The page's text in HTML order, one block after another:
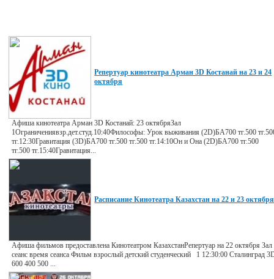
Репертуар кинотеатра Арман 3D Костанай на 23 и 24
октября
Афиша кинотеатра Арман 3D Костанай: 23 октябряЗал
1Ограничениявзр.дет.студ.10:40Философы: Урок выживания (2D)БА700 тг.500
тг.12:30Гравитация (3D)БА700 тг.500 тг.500 тг.14:10Он и Она (2D)БА700 тг.500
тг.500 тг.15:40Гравитация...
Расписание Кинотеатра Казахстан на 22 и 23 октября
Афиша фильмов предоставлена Кинотеатром КазахстанРепертуар на 22 октября Зал
сеанс время сеанса Фильм взрослый детский студенческий 1 12:30:00 Сталинград
600 400 500 ...